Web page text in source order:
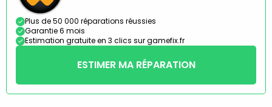
Plus de 50 000 réparations réussies
Garantie 6 mois
Estimation gratuite en 3 clics sur gamefix.fr
ESTIMER MA RÉPARATION